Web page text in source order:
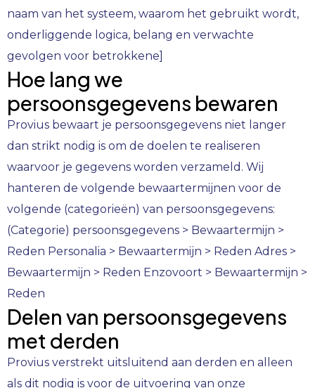
naam van het systeem, waarom het gebruikt wordt,
onderliggende logica, belang en verwachte
gevolgen voor betrokkene]
Hoe lang we
persoonsgegevens bewaren
Provius bewaart je persoonsgegevens niet langer
dan strikt nodig is om de doelen te realiseren
waarvoor je gegevens worden verzameld. Wij
hanteren de volgende bewaartermijnen voor de
volgende (categorieën) van persoonsgegevens:
(Categorie) persoonsgegevens > Bewaartermijn >
Reden Personalia > Bewaartermijn > Reden Adres >
Bewaartermijn > Reden Enzovoort > Bewaartermijn >
Reden
Delen van persoonsgegevens
met derden
Provius verstrekt uitsluitend aan derden en alleen
als dit nodig is voor de uitvoering van onze